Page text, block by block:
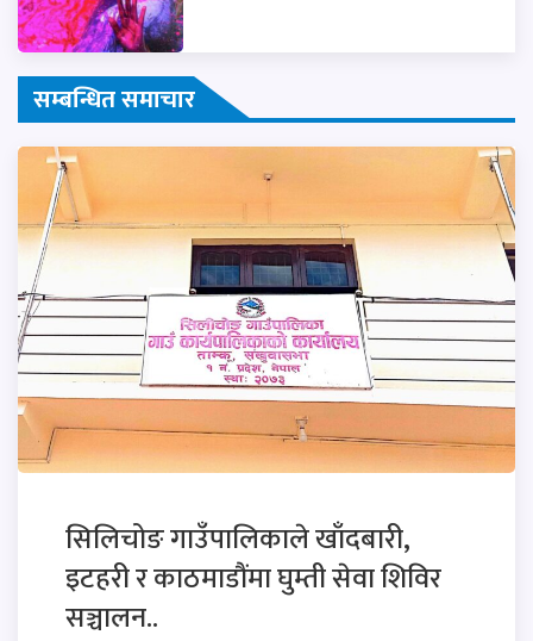
सम्बन्धित समाचार
सिलिचोङ गाउँपालिकाले खाँदबारी,
इटहरी र काठमाडौंमा घुम्ती सेवा शिविर
सञ्चालन..